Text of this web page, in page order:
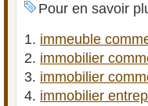
Pour en savoir
immeuble
immobilier
immobilier
immobilier